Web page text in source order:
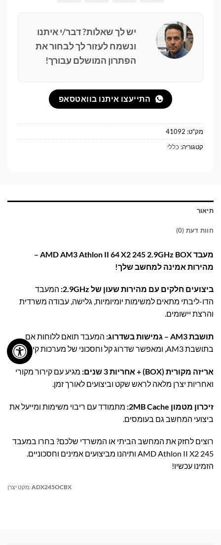
יש לך שאלות? דבר/י איתנו
ונשמח לעזור לך לבחור את
הפתרון המושלם עבורך!
התייעצו איתנו בוואטסאפ
מק"ט: 41092
קטגוריה: כללי
תיאור
חוות דעת (0)
מעבד AMD AM3 Athlon II 64 X2 245 2.9GHz BOX –
מהירות אמינה למחשב שלך!
ביצועים חלקים עם מהירות שעון של 2.9GHz:
המעבד
הדו-ליבתי מתאים למשימות יומיומיות, גלישה, עבודה משרדית
והרצת יישומים.
תושבת AM3 – גמישות בשדרוג:
המעבד תואם ללוחות אם
בתושבת AM3, ומאפשר שדרוג קל וחסכוני של מערכות קיימות.
אריזה מקורית (BOX) + אחריות 3 שנים:
מגיע עם קירור מקורי
ואחריות יצרן מלאה לראש שקט וביצועים לאורך זמן.
זיכרון מטמון 2MB Cache:
מתמודד עם ריבוי משימות ומייעל את
ביצועי המחשב גם בעומסים.
רוצים לחזק את המחשב הביתי או המשרדי שלכם? בחרו במעבד
AMD Athlon II X2 245 ותיהנו מביצועים אמינים וחסכוניים.
הזמינו עכשיו!
מקט יצרן: ADX245OCBX